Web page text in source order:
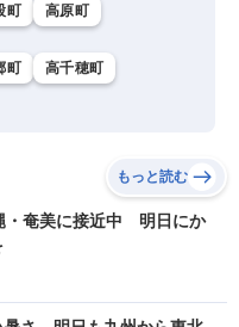
町 高原町
町
高千穂町
もっと読む
・奄美に接近中 明日にか